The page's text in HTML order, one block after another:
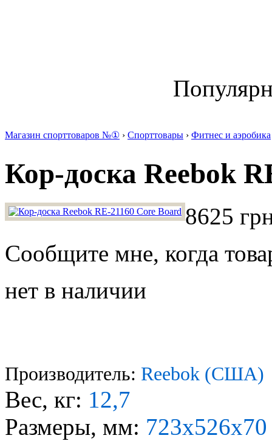
Магазин спорттоваров №① › Спорттовары › Фитнес и аэробика
Кор-доска Reebok
8625
Сообщите мне, когда
нет в наличии
Производитель: Reebok (США)
Вес, кг: 12,7
Размеры, мм: